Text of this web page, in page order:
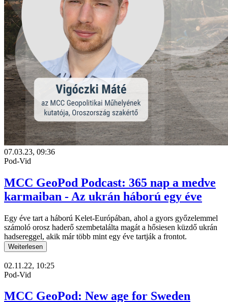
07.03.23, 09:36
Pod-Vid
MCC GeoPod Podcast: 365 nap a medve
karmaiban - Az ukrán háború egy éve
Egy éve tart a háború Kelet-Európában, ahol a gyors győzelemmel
számoló orosz haderő szembetalálta magát a hősiesen küzdő ukrán
hadsereggel, akik már több mint egy éve tartják a frontot.
Weiterlesen
02.11.22, 10:25
Pod-Vid
MCC GeoPod: New age for Sweden